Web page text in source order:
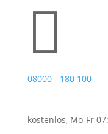

08000 - 180 100
kostenlos, Mo-Fr